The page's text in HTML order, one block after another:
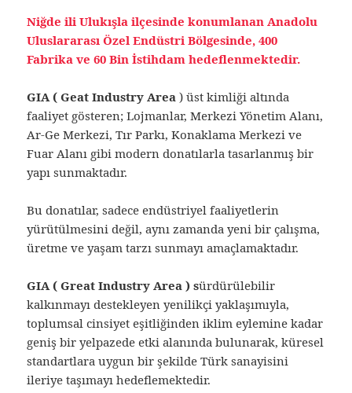
Niğde ili Ulukışla ilçesinde konumlanan Anadolu
Uluslararası Özel Endüstri Bölgesinde, 400
Fabrika ve 60 Bin İstihdam hedeflenmektedir.
GIA ( Geat Industry Area) üst kimliği altında
faaliyet gösteren; Lojmanlar, Merkezi Yönetim Alanı,
Ar-Ge Merkezi, Tır Parkı, Konaklama Merkezi ve
Fuar Alanı gibi modern donatılarla tasarlanmış bir
yapı sunmaktadır.
Bu donatılar, sadece endüstriyel faaliyetlerin
yürütülmesini değil, aynı zamanda yeni bir çalışma,
üretme ve yaşam tarzı sunmayı amaçlamaktadır.
GIA ( Great Industry Area ) sürdürülebilir
kalkınmayı destekleyen yenilikçi yaklaşımıyla,
toplumsal cinsiyet eşitliğinden iklim eylemine kadar
geniş bir yelpazede etki alanında bulunarak, küresel
standartlara uygun bir şekilde Türk sanayisini
ileriye taşımayı hedeflemektedir.